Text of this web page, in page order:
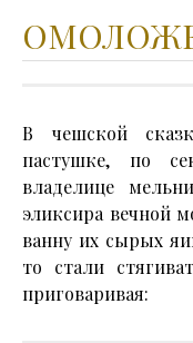
В чешской
пастушке, по
владелице
эликсира вечной
ванну их сырых
то стали
приговаривая: